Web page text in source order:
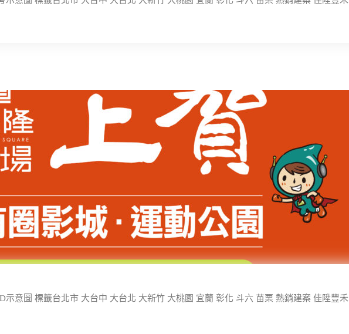
示意圖 標籤台北市 大台中 大台北 大新竹 大桃園 宜蘭 彰化 斗六 苗栗 熱銷建案 佳陞豐禾